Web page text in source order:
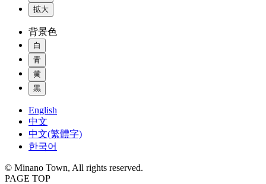
拡大
背景色
白
青
黄
黒
English
中文
中文(繁體字)
한국어
© Minano Town, All rights reserved.
PAGE TOP